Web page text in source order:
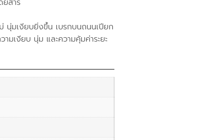
นุ่มเงียบยิ่งขึ้น เบรกบนถนนเปียก
มเงียบ นุ่ม และความคุ้มค่าระยะ